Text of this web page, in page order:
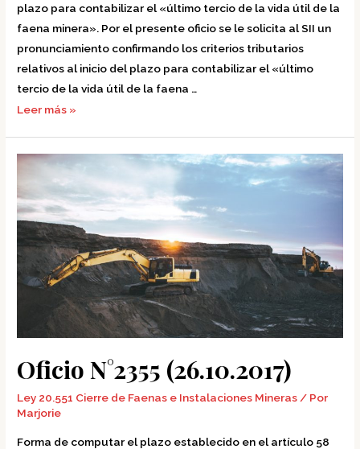
plazo para contabilizar el «último tercio de la vida útil de la
faena minera». Por el presente oficio se le solicita al SII un
pronunciamiento confirmando los criterios tributarios
relativos al inicio del plazo para contabilizar el «último
tercio de la vida útil de la faena …
Leer más »
Oficio N°2355 (26.10.2017)
Ley 20.551 Cierre de Faenas e Instalaciones Mineras / Por
Marjorie
Forma de computar el plazo establecido en el artículo 58
Oficio
N°2355
(26.10.2017)